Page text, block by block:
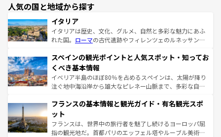
人気の国と地域から探す
イタリア
イタリアは歴史、文化、グルメ、自然と多彩な魅力にあふ
れた国。 ローマの古代遺跡やフィレンツェのルネッサンス
ろん、トスカーナの美しい田園風景やアマルフィ海岸の絶
景など、自然景観も見逃せない。観光の合間には、本場の
ピザやパスタなど、絶品のイタリア料理を堪能することも
できる。朝目覚めてから夜眠るまで、すべての瞬間を楽し
なお、新着のイタリア情報はコンテンツ一覧を参照してほ
しい。
スペインの観光ポイントと人気スポット・知ってお
くべき基本情報
イベリア半島のほぼ80％を占めるスペインは、太陽が降り
注ぐ地中海沿岸から雄大なピレネー山脈まで、多彩な自然
文化が根付くこの国では、情熱的なフラメンコ、熱気あふ
れる闘牛、そして美味しいタパスが生活の一部となってい
る。首都マドリードの洗練された雰囲気や、バルセロナの
アートに溢れた街角から、地方では古代ローマ遺跡や中世
フランスの基本情報と観光ガイド・有名観光スポ
ット
フランスは、世界中の旅行者を魅了し続けるヨーロッパ屈
指の観光地だ。首都パリのエッフェル塔やルーブル美術館